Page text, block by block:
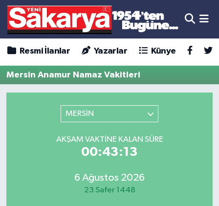
Resmi İlanlar Yazarlar Künye
Mersin Anamur Namaz Vakitleri
MERSİN
AKŞAM VAKTINE KALAN SÜRE
00:43:13
6 Ağustos 2026
23 Safer 1448